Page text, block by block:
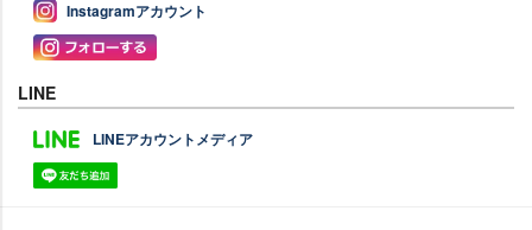
Instagramアカウント
LINE
LINEアカウントメディア